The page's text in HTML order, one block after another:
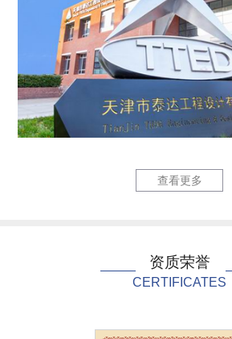
六里庄220kV输变...
查看更多
资质荣誉
CERTIFICATES